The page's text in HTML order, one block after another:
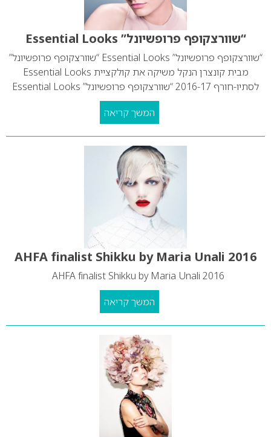
“שוורצקופף פרופשיונל” Essential Looks
“שוורצקופף פרופשיונל” Essential Looks “שוורצקופף פרופשיונל”
מבית קונצרן הנקל משיקה את קולקציית Essential Looks
לסתיו-חורף 2016-17 “שוורצקופף פרופשיונל” Essential Looks
המשך קריאה
2016 AHFA finalist Shikku by Maria Unali
2016 AHFA finalist Shikku by Maria Unali
המשך קריאה